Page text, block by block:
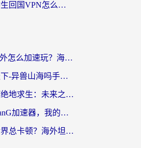
马来西亚留学生回国VPN怎么选？3个避坑点+1款实测好用的加速器推荐
Sky光·遇在国外怎么加速玩？海外党亲测有效的国服游戏加速指南
在欧洲能玩天下-异兽山海吗手游？海外玩家的加速器生存指南
在欧洲怎么打绝地求生：未来之役不卡？留学生亲测的加速器避坑指南
人在美国玩BanG加速器，我的延迟终于绿了
海外玩坦克世界总卡顿？海外坦克世界加速器有哪些？实测好用的选择在这里